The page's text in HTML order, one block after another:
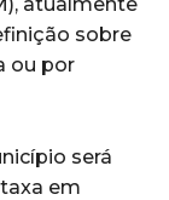
sobre
ou por
será
em